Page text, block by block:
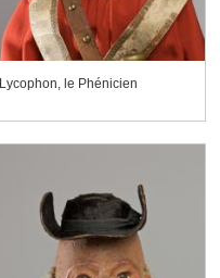
Lycophon, le Phénicien